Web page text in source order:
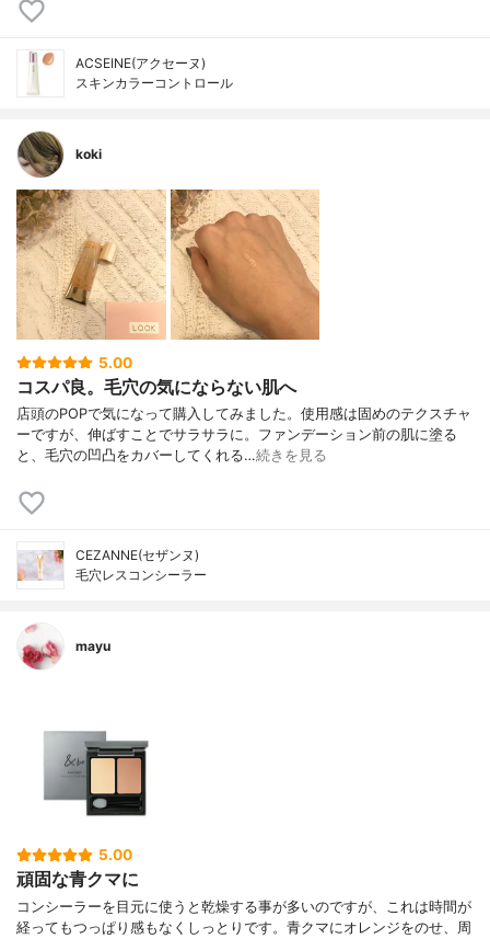
ACSEINE(アクセーヌ)
スキンカラーコントロール
koki
5.00
コスパ良。毛穴の気にならない肌へ
店頭のPOPで気になって購入してみました。使用感は固めのテクスチャ
ーですが、伸ばすことでサラサラに。ファンデーション前の肌に塗る
と、毛穴の凹凸をカバーしてくれる…続きを見る
CEZANNE(セザンヌ)
毛穴レスコンシーラー
mayu
5.00
頑固な青クマに
コンシーラーを目元に使うと乾燥する事が多いのですが、これは時間が
経ってもつっぱり感もなくしっとりです。青クマにオレンジをのせ、周